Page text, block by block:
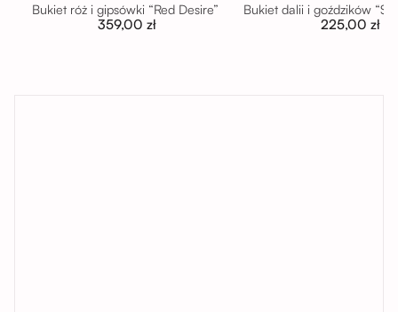
Bukiet róż i gipsówki “Red Desire”
359,00 zł
Bukiet dalii i goździków
225,00 zł